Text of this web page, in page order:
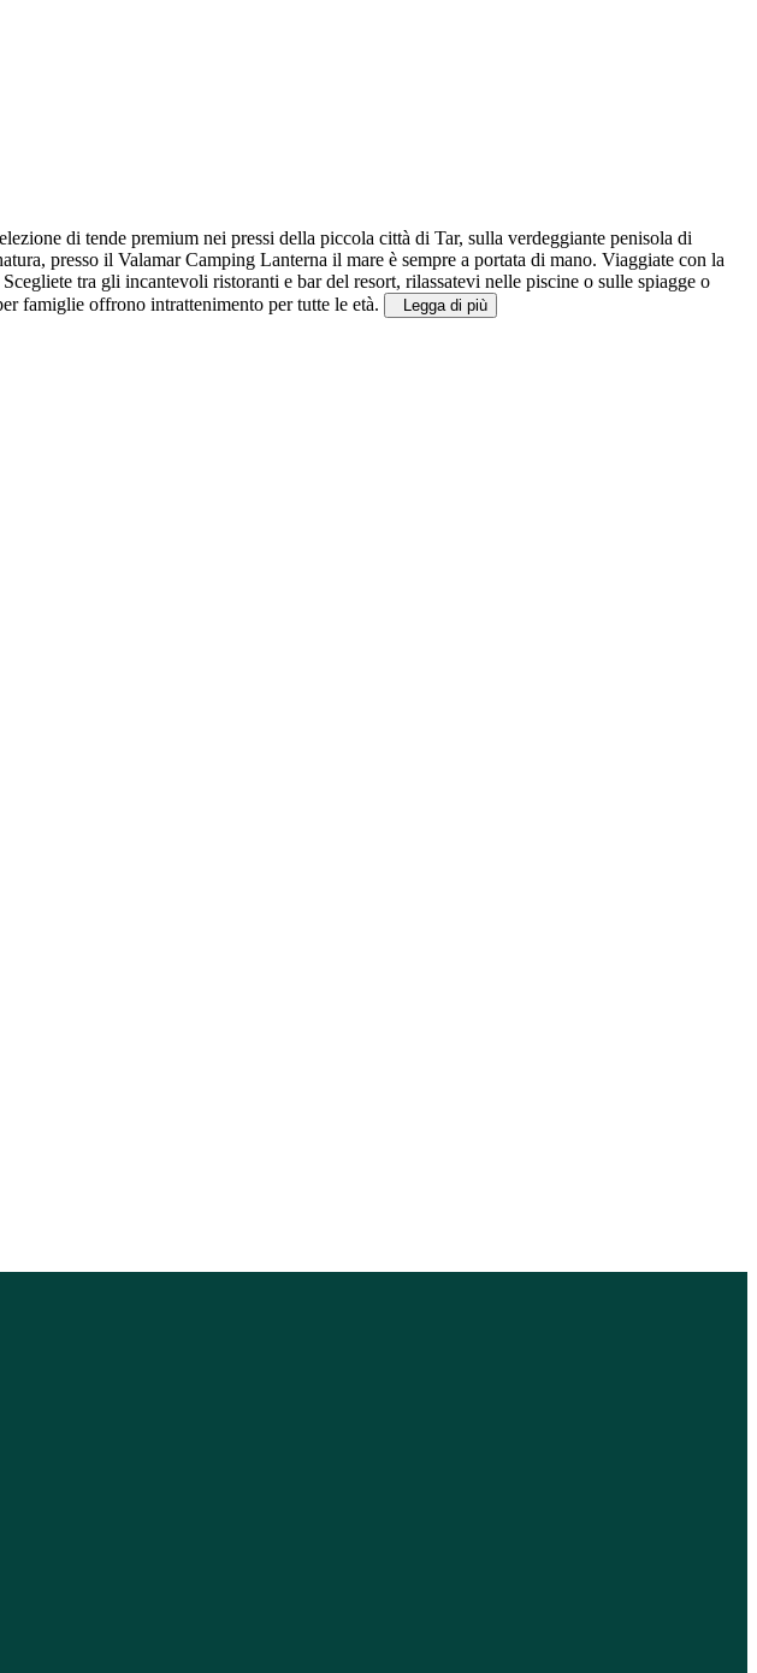
di tende premium nei pressi della piccola città di Tar, sulla verdeggiante penisola di
presso il Valamar Camping Lanterna il mare è sempre a portata di mano. Viaggiate con la
tra gli incantevoli ristoranti e bar del resort, rilassatevi nelle piscine o sulle spiagge o
famiglie offrono intrattenimento per tutte le età.
Legga di più